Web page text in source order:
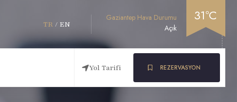
31°C
Gaziantep Hava Durumu
Açık
TR / EN
REZERVASYON
Yol Tarifi